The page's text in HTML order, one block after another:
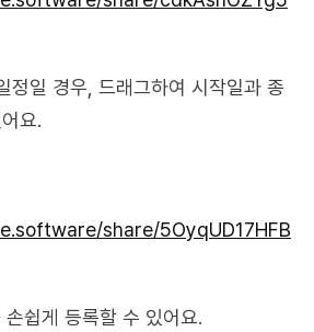
정일 경우, 드래그하여 시작일과 종
요.
share/5OyqUD17HFB
손쉽게 등록할 수 있어요.